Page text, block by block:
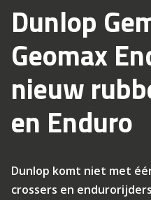
Dunlop
Geomax
nieuw
en Enduro
Dunlop komt niet met
crossers en